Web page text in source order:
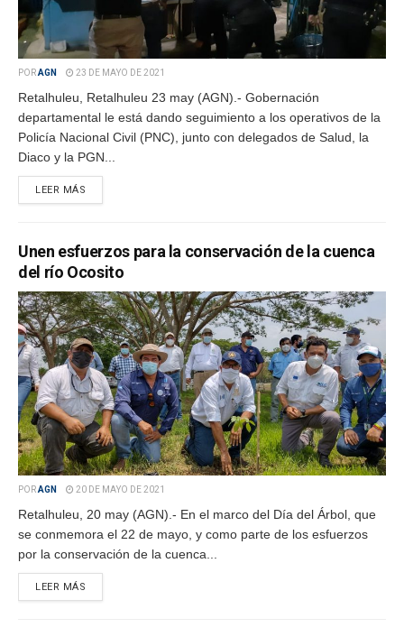
PORAGN 23 DE MAYO DE 2021
Retalhuleu, Retalhuleu 23 may (AGN).- Gobernación
departamental le está dando seguimiento a los operativos de la
Policía Nacional Civil (PNC), junto con delegados de Salud, la
Diaco y la PGN...
LEER MÁS
Unen esfuerzos para la conservación de la cuenca
del río Ocosito
PORAGN 20 DE MAYO DE 2021
Retalhuleu, 20 may (AGN).- En el marco del Día del Árbol, que
se conmemora el 22 de mayo, y como parte de los esfuerzos
por la conservación de la cuenca...
LEER MÁS